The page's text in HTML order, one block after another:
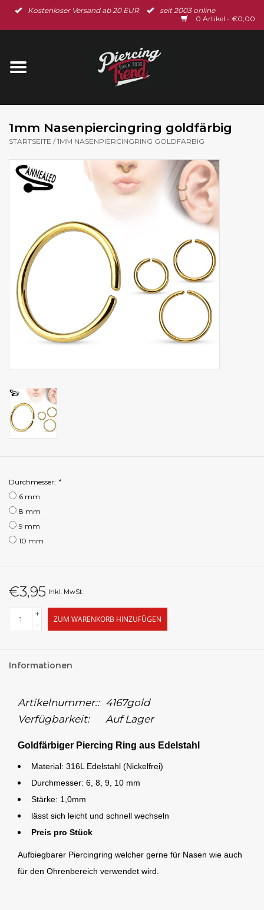
Kostenloser Versand ab 20 EUR
seit 2003 online
0 Artikel - €0,00
Startseite
Ohrschmuck
Gutscheine
BLOG
1mm Nasenpiercingring goldfärbig
STARTSEITE /1MM NASENPIERCINGRING GOLDFÄRBIG
Durchmesser: *
6 mm
8 mm
9 mm
10 mm
€3,95 Inkl. MwSt.
+
-
ZUM WARENKORB HINZUFÜGEN
Informationen
Artikelnummer:: 4167gold
Verfügbarkeit:
Auf Lager
Goldfärbiger Piercing Ring aus Edelstahl
Material: 316L Edelstahl (Nickelfrei)
Durchmesser: 6, 8, 9, 10 mm
Stärke: 1,0mm
lässt sich leicht und schnell wechseln
Preis pro Stück
Aufbiegbarer Piercingring welcher gerne für Nasen wie auch
für den Ohrenbereich verwendet wird.